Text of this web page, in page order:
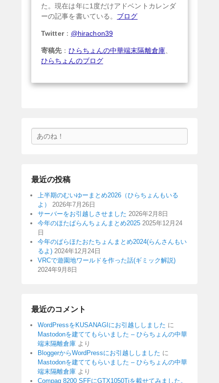
た。現在は年に1度だけアドベントカレンダ
ーの記事を書いている。 ブログ
Twitter： @hirachon39
寄稿先 ：ひらちょんの中華端末隔離倉庫、
ひらちょんのブログ
索
最近の投稿
上半期のむいゆーまとめ2026（ひらちょんもいる
よ）
2026年7月26日
サーバーをお引越しさせました 2026年2月8日
今年のほたぱらんちょんまとめ2025 2025年12月24
日
今年のぱらほたおたちょんまとめ2024(らんさんもい
るよ) 2024年12月24日
VRCで遊園地ワールドを作った話(ギミック解説)
2024年9月8日
最近のコメント
WordPressをKUSANAGIにお引越ししました に
Mastodonを建ててもらいました – ひらちょんの中華
端末隔離倉庫 より
BloggerからWordPressにお引越ししました に
Mastodonを建ててもらいました – ひらちょんの中華
端末隔離倉庫 より
Compaq 8200 SFFにGTX1050Tiを載せてみました。